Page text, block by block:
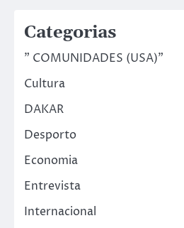
Categorias
" COMUNIDADES (USA)"
Cultura
DAKAR
Desporto
Economia
Entrevista
Internacional